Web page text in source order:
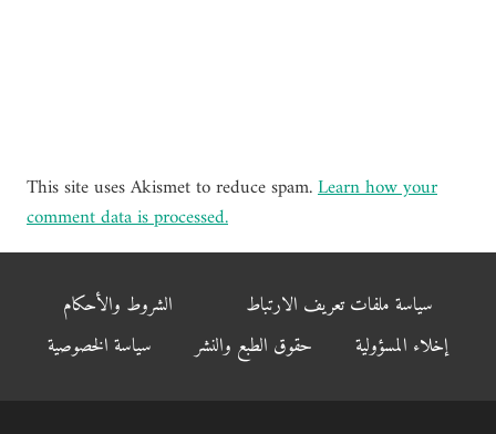
This site uses Akismet to reduce spam.Learn how your
comment data is processed.
الشروط والأحكام
سياسة ملفات تعريف الارتباط
سياسة الخصوصية
حقوق الطبع والنشر إخلاء المسؤولية